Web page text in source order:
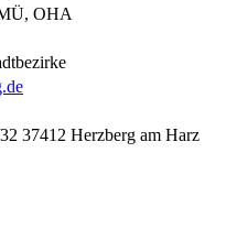
OHA
37412 Herzberg am Harz